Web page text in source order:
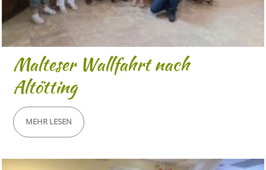
Malteser Wallfahrt nach
Altötting
MEHR LESEN